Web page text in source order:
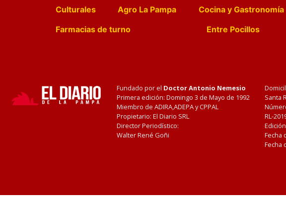
Culturales
Agro La Pampa Cocina y Gastronomía
Farmacias de turno
Entre Pocillos
Fundado por el Doctor Antonio Nemesio
Primera edición: Domingo 3 de Mayo de 1992
Miembro de ADIRA,ADEPA y CPPAL
Propietario: El Diario SRL
Director Periodístico:
Walter René Goñi
Santa
RL-
Fecha
Fecha